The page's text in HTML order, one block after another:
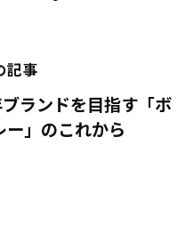
記事
ランドを目指す「ボ
ー」のこれから